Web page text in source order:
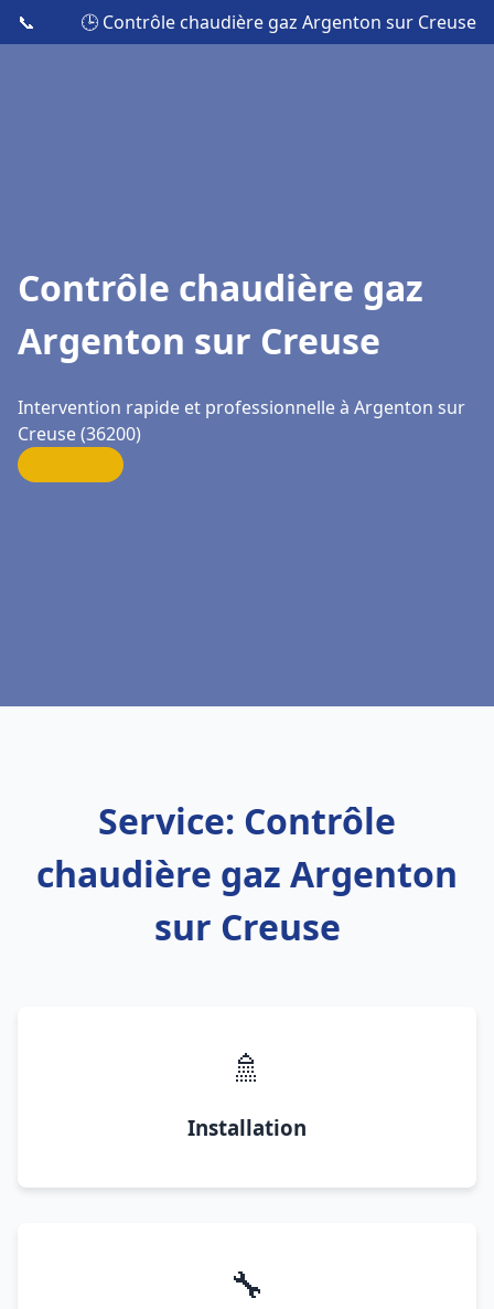
📞 🕒 Contrôle chaudière gaz Argenton sur Creuse
Contrôle chaudière gaz
Argenton sur Creuse
Intervention rapide et professionnelle à Argenton sur
Creuse (36200)
Service: Contrôle
chaudière gaz Argenton
sur Creuse
🚿
Installation
🔧